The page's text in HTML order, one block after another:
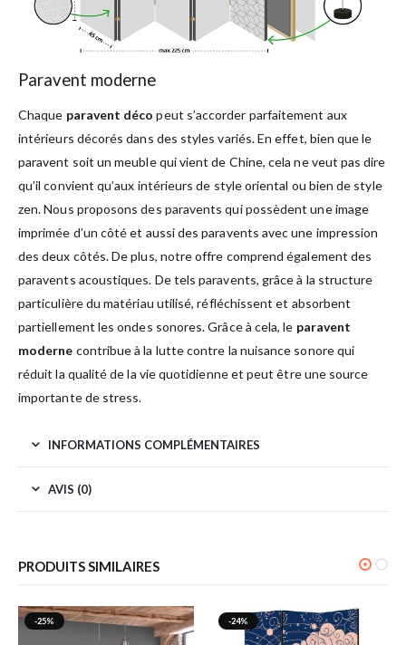
Paravent moderne
Chaque paravent déco peut s’accorder parfaitement aux
intérieurs décorés dans des styles variés. En effet, bien que le
paravent soit un meuble qui vient de Chine, cela ne veut pas dire
qu’il convient qu’aux intérieurs de style oriental ou bien de style
zen. Nous proposons des paravents qui possèdent une image
imprimée d’un côté et aussi des paravents avec une impression
des deux côtés. De plus, notre offre comprend également des
paravents acoustiques. De tels paravents, grâce à la structure
particulière du matériau utilisé, réfléchissent et absorbent
partiellement les ondes sonores. Grâce à cela, le paravent
moderne contribue à la lutte contre la nuisance sonore qui
réduit la qualité de la vie quotidienne et peut être une source
importante de stress.
INFORMATIONS COMPLÉMENTAIRES
AVIS (0)
PRODUITS SIMILAIRES
-25% -24%